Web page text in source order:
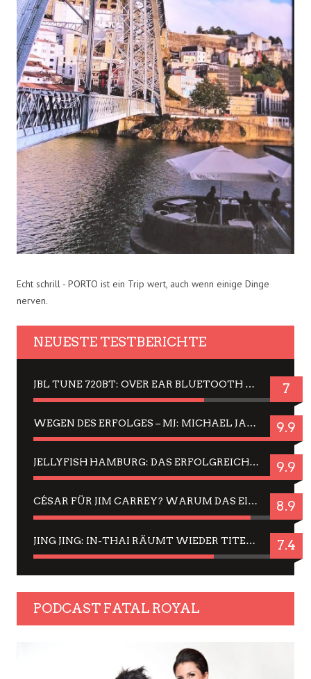
Echt schrill - PORTO ist ein Trip wert, auch wenn einige Dinge
nerven.
NEUESTE TESTBERICHTE
JBL TUNE 720BT: OVER EAR BLUETOOTH KOPFHÖRER UM DIE 50,-€ IM DAUER-TEST 7
WEGEN DES ERFOLGES – MJ: MICHAEL JACKSON MUSICAL IN EINER MATINEE SEHEN 9.9
JELLYFISH HAMBURG: DAS ERFOLGREICHE SOMMER-MENÜ 2025 IN GEFÜHLEN UND BILDERN 9.9
CÉSAR FÜR JIM CARREY? WARUM DAS EINER DER NERVIGSTEN ACTORS IST UND BLEIBT 8.9
JING JING: IN-THAI RÄUMT WIEDER TITEL AB – EIN ZWEI-STUNDEN-ERLEBNISBERICHT 7.4
PODCAST FATAL ROYAL